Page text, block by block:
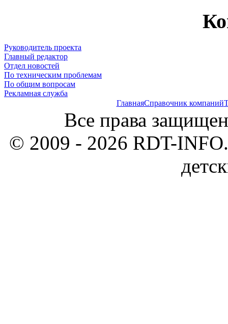
Руководитель проекта
Главный редактор
Отдел новостей
По техническим проблемам
По общим вопросам
Рекламная служба
ГлавнаяСправочник компаний
Все права
© 2009 - 2026 RDT-